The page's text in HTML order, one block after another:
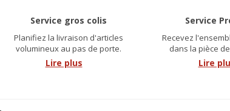
Service gros colis
Planifiez la livraison d'articles
volumineux au pas de porte.
Lire plus
Service
Recevez
dans la pièce
Lire